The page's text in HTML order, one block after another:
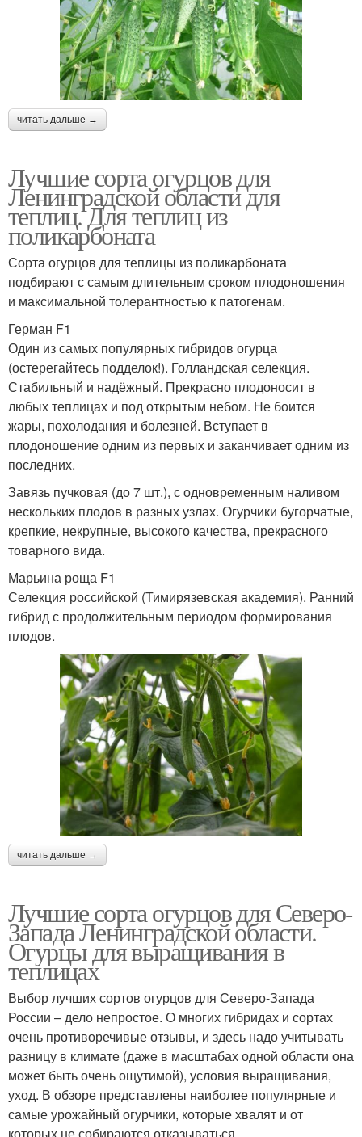
читать дальше →
Лучшие сорта огурцов для
Ленинградской области для
теплиц. Для теплиц из
поликарбоната
Сорта огурцов для теплицы из поликарбоната
подбирают с самым длительным сроком плодоношения
и максимальной толерантностью к патогенам.
Герман F1
Один из самых популярных гибридов огурца
(остерегайтесь подделок!). Голландская селекция.
Стабильный и надёжный. Прекрасно плодоносит в
любых теплицах и под открытым небом. Не боится
жары, похолодания и болезней. Вступает в
плодоношение одним из первых и заканчивает одним из
последних.
Завязь пучковая (до 7 шт.), с одновременным наливом
нескольких плодов в разных узлах. Огурчики бугорчатые,
крепкие, некрупные, высокого качества, прекрасного
товарного вида.
Марьина роща F1
Селекция российской (Тимирязевская академия). Ранний
гибрид с продолжительным периодом формирования
плодов.
читать дальше →
Лучшие сорта огурцов для Северо-
Запада Ленинградской области.
Огурцы для выращивания в
теплицах
Выбор лучших сортов огурцов для Северо-Запада
России – дело непростое. О многих гибридах и сортах
очень противоречивые отзывы, и здесь надо учитывать
разницу в климате (даже в масштабах одной области она
может быть очень ощутимой), условия выращивания,
уход. В обзоре представлены наиболее популярные и
самые урожайный огурчики, которые хвалят и от